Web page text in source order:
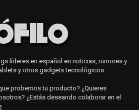
líderes en español en noticias, rumores y
y otros gadgets tecnológicos
probemos tu producto? ¿Quieres
¿Estás deseando colaborar en el